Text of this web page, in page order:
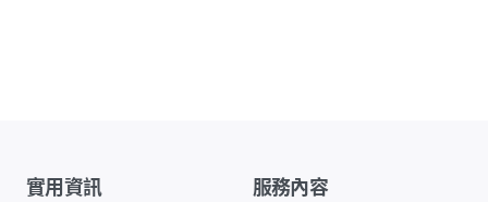
實用資訊 服務內容